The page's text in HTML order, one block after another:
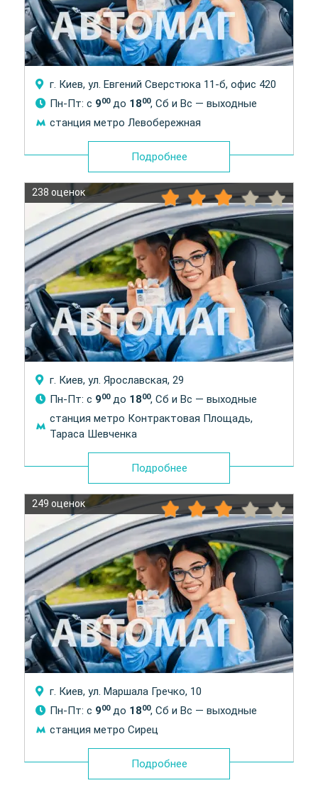
г. Киев, ул. Евгений Сверстюка 11-б, офис 420
Пн-Пт: с 900до 1800, Сб и Вс — выходные
станция метро Левобережная
Подробнее
238 оценок
г. Киев, ул. Ярославская, 29
Пн-Пт: с 900до 1800, Сб и Вс — выходные
станция метро Контрактовая Площадь,
Тараса Шевченка
Подробнее
249 оценок
г. Киев, ул. Маршала Гречко, 10
Пн-Пт: с 900до 1800, Сб и Вс — выходные
станция метро Сирец
Подробнее